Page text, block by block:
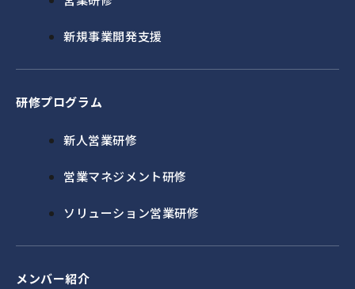
新規事業開発支援
研修プログラム
新人営業研修
営業マネジメント研修
ソリューション営業研修
メンバー紹介